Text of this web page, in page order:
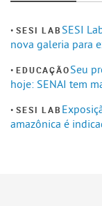
SESI LAB SESI
nova galeria para
EDUCAÇÃOSeu
hoje: SENAI tem
SESI LAB
amazônica é